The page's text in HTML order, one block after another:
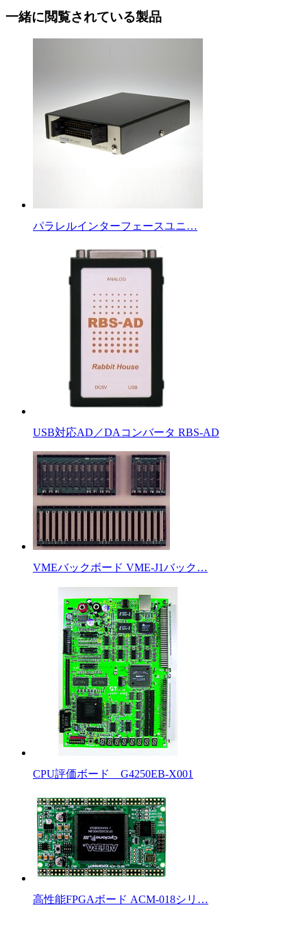
一緒に閲覧されている製品
パラレルインターフェースユニ…
USB対応AD／DAコンバータ RBS-AD
VMEバックボード VME-J1バック…
CPU評価ボード G4250EB-X001
高性能FPGAボード ACM-018シリ…